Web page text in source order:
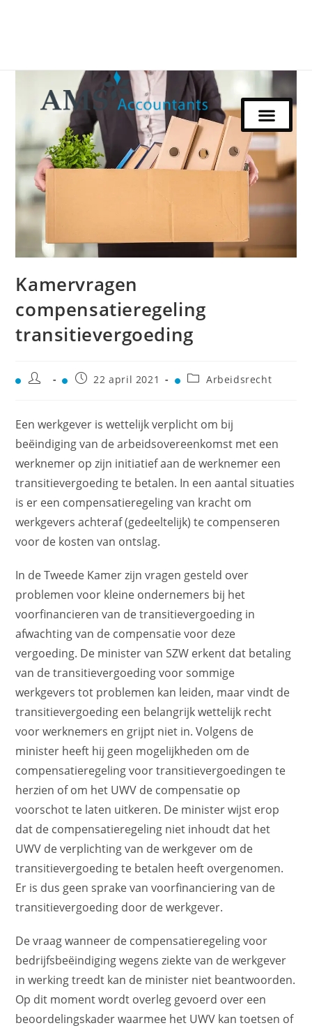
Kamervragen
compensatieregeling
transitievergoeding
22 april 2021 Arbeidsrecht
Een werkgever is wettelijk verplicht om bij
beëindiging van de arbeidsovereenkomst met een
werknemer op zijn initiatief aan de werknemer een
transitievergoeding te betalen. In een aantal situaties
is er een compensatieregeling van kracht om
werkgevers achteraf (gedeeltelijk) te compenseren
voor de kosten van ontslag.
In de Tweede Kamer zijn vragen gesteld over
problemen voor kleine ondernemers bij het
voorfinancieren van de transitievergoeding in
afwachting van de compensatie voor deze
vergoeding. De minister van SZW erkent dat betaling
van de transitievergoeding voor sommige
werkgevers tot problemen kan leiden, maar vindt de
transitievergoeding een belangrijk wettelijk recht
voor werknemers en grijpt niet in. Volgens de
minister heeft hij geen mogelijkheden om de
compensatieregeling voor transitievergoedingen te
herzien of om het UWV de compensatie op
voorschot te laten uitkeren. De minister wijst erop
dat de compensatieregeling niet inhoudt dat het
UWV de verplichting van de werkgever om de
transitievergoeding te betalen heeft overgenomen.
Er is dus geen sprake van voorfinanciering van de
transitievergoeding door de werkgever.
De vraag wanneer de compensatieregeling voor
bedrijfsbeëindiging wegens ziekte van de werkgever
in werking treedt kan de minister niet beantwoorden.
Op dit moment wordt overleg gevoerd over een
beoordelingskader waarmee het UWV kan toetsen of